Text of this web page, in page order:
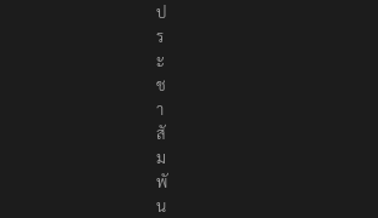
ป
ร
ะ
ช
า
สั
ม
พั
น